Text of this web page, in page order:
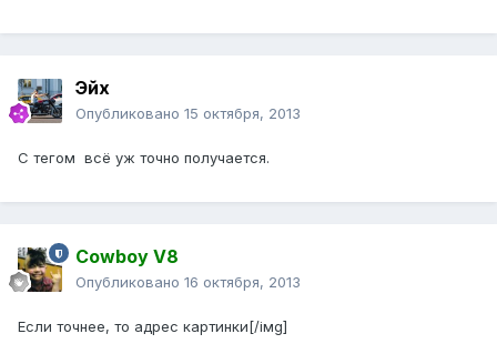
Эйх
Опубликовано 15 октября, 2013
С тегом всё уж точно получается.
Cowboy V8
Опубликовано 16 октября, 2013
Если точнее, то адрес картинки[/iмg]